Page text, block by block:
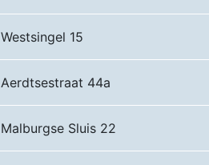
Westsingel 15
Aerdtsestraat 44a
Malburgse Sluis 22